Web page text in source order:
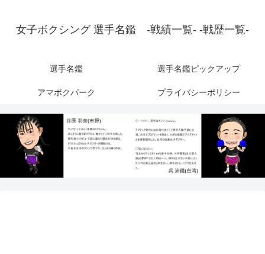
女子ボクシング 選手名鑑 -戦績一覧- -戦歴一覧-
選手名鑑 選手名鑑ピックアップ
アマボクパーク プライバシーポリシー